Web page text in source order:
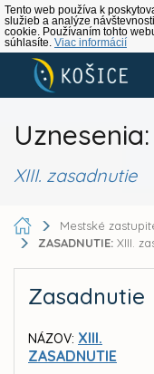
Tento web používa k
služieb a analýze
cookie. Používaním tohto
súhlasíte. Viac informácií
Uznesenia:
XIII. zasadnutie
Mestské
ZASADNUTIE: XIII.
Zasadnutie
NÁZOV: XIII.
ZASADNUTIE